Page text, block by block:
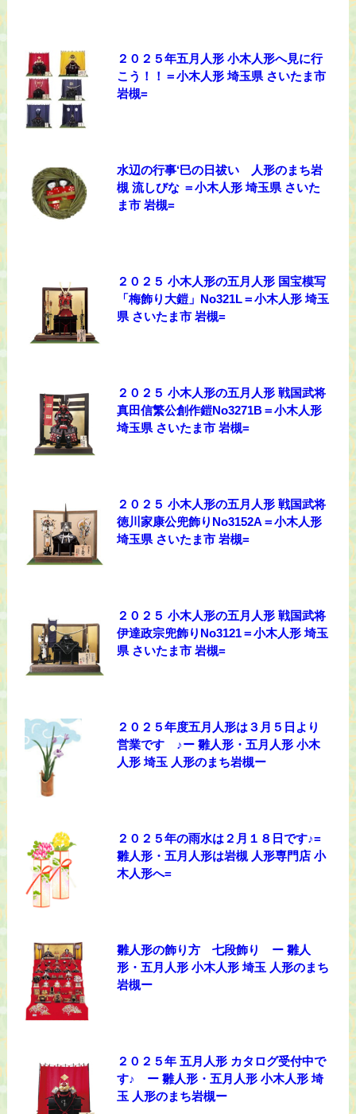
２０２５年五月人形 小木人形へ見に行
こう！！＝小木人形 埼玉県 さいたま市
岩槻=
水辺の行事‘巳の日祓い 人形のまち岩
槻 流しびな ＝小木人形 埼玉県 さいた
ま市 岩槻=
２０２５ 小木人形の五月人形 国宝模写
「梅飾り大鎧」No321L＝小木人形 埼玉
県 さいたま市 岩槻=
２０２５ 小木人形の五月人形 戦国武将
真田信繁公創作鎧No3271B＝小木人形
埼玉県 さいたま市 岩槻=
２０２５ 小木人形の五月人形 戦国武将
徳川家康公兜飾りNo3152A＝小木人形
埼玉県 さいたま市 岩槻=
２０２５ 小木人形の五月人形 戦国武将
伊達政宗兜飾りNo3121＝小木人形 埼玉
県 さいたま市 岩槻=
２０２５年度五月人形は３月５日より
営業です ♪ー 雛人形・五月人形 小木
人形 埼玉 人形のまち岩槻ー
２０２５年の雨水は２月１８日です♪=
雛人形・五月人形は岩槻 人形専門店 小
木人形へ=
雛人形の飾り方 七段飾り ー 雛人
形・五月人形 小木人形 埼玉 人形のまち
岩槻ー
２０２５年 五月人形 カタログ受付中で
す♪ ー 雛人形・五月人形 小木人形 埼
玉 人形のまち岩槻ー